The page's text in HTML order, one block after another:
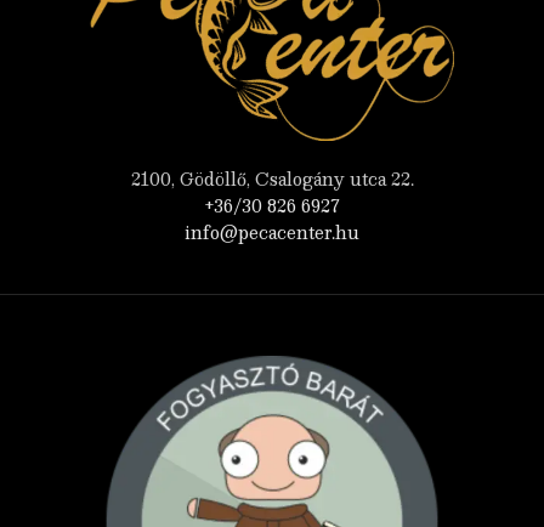
2100, Gödöllő, Csalogány utca 22.
+36/30 826 6927
info@pecacenter.hu